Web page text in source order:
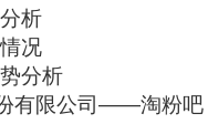
析
况
分析
有限公司——淘粉吧